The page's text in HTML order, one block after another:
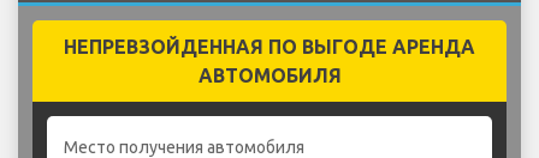
НЕПРЕВЗОЙДЕННАЯ ПО ВЫГОДЕ АРЕНДА
АВТОМОБИЛЯ
Место получения автомобиля